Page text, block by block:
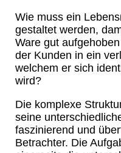
Wie muss ein
gestaltet werden,
Ware gut
der Kunden in ein
welchem er sich
wird?
Die komplexe
seine
faszinierend und
Betrachter. Die